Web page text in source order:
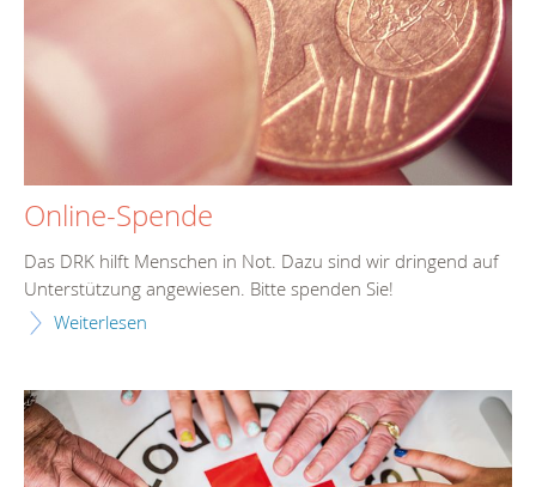
Online-Spende
Das DRK hilft Menschen in Not. Dazu sind wir dringend auf
Unterstützung angewiesen. Bitte spenden Sie!
Weiterlesen